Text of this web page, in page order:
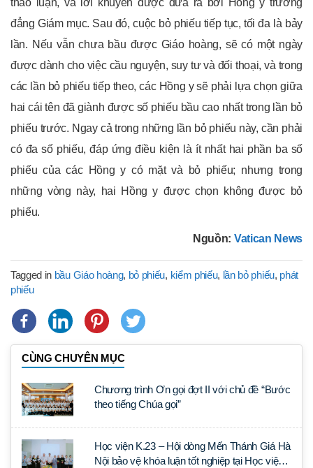
thảo luận, và lời khuyên được đưa ra bởi Hồng y trưởng
đẳng Giám mục. Sau đó, cuộc bỏ phiếu tiếp tục, tối đa là bảy
lần. Nếu vẫn chưa bầu được Giáo hoàng, sẽ có một ngày
được dành cho việc cầu nguyện, suy tư và đối thoại, và trong
các lần bỏ phiếu tiếp theo, các Hồng y sẽ phải lựa chọn giữa
hai cái tên đã giành được số phiếu bầu cao nhất trong lần bỏ
phiếu trước. Ngay cả trong những lần bỏ phiếu này, cần phải
có đa số phiếu, đáp ứng điều kiện là ít nhất hai phần ba số
phiếu của các Hồng y có mặt và bỏ phiếu; nhưng trong
những vòng này, hai Hồng y được chọn không được bỏ
phiếu.
Nguồn: Vatican News
Tagged in bầu Giáo hoàng, bỏ phiếu, kiểm phiếu, lần bỏ phiếu, phát
phiếu
CÙNG CHUYÊN MỤC
Chương trình Ơn gọi đợt II với chủ đề “Bước
theo tiếng Chúa gọi”
Học viện K.23 – Hội dòng Mến Thánh Giá Hà
Nội bảo vệ khóa luận tốt nghiệp tại Học viện